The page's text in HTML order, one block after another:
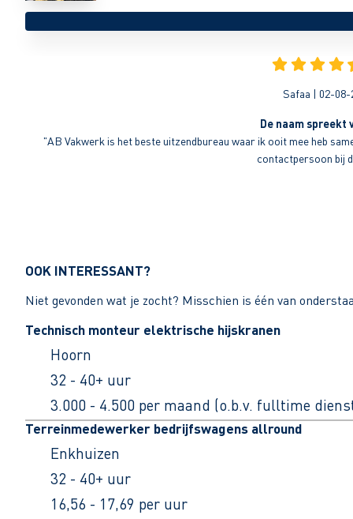
Safaa | 02-08-
De naam spreekt
"AB Vakwerk is het beste uitzendbureau waar ik ooit mee heb
contactpersoon bij
OOK INTERESSANT?
Niet gevonden wat je zocht? Misschien is één van
Technisch monteur elektrische hijskranen
Hoorn
32 - 40+ uur
3.000 - 4.500 per maand (o.b.v. fulltime
Terreinmedewerker bedrijfswagens allround
Enkhuizen
32 - 40+ uur
16,56 - 17,69 per uur